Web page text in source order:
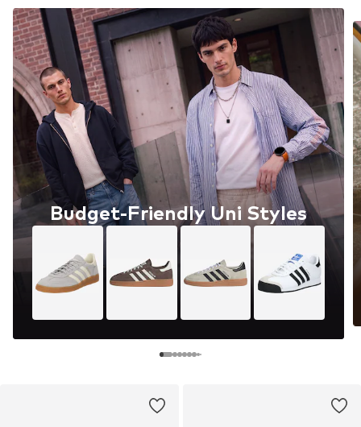
Budget-Friendly Uni Styles